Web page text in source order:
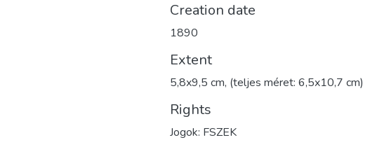
Creation date
1890
Extent
5,8x9,5 cm, (teljes méret: 6,5x10,7 cm)
Rights
Jogok: FSZEK